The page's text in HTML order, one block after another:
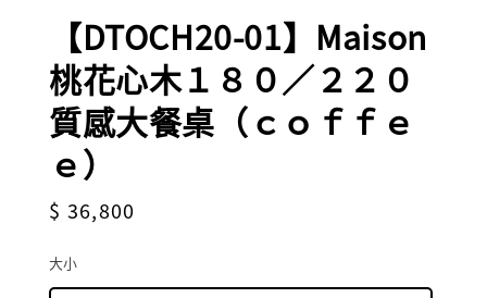
【DTOCH20-01】Maison
桃花心木１８０／２２０
質感大餐桌（ｃｏｆｆｅ
ｅ）
Regular
$ 36,800
大小